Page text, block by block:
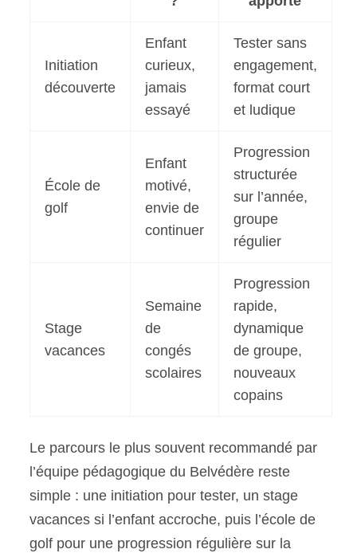
Initiation
découverte
Enfant
curieux,
jamais
essayé
Tester sans
engagement,
format court
et ludique
École de
golf
Enfant
motivé,
envie de
continuer
Progression
structurée
sur l’année,
groupe
régulier
Stage
vacances
Semaine
de
congés
scolaires
Progression
rapide,
dynamique
de groupe,
nouveaux
copains
Le parcours le plus souvent recommandé par
l’équipe pédagogique du Belvédère reste
simple : une initiation pour tester, un stage
vacances si l’enfant accroche, puis l’école de
golf pour une progression régulière sur la